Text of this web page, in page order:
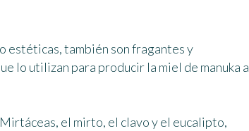
estéticas, también sonfragantes y
lo utilizan para producir la miel de manuka a
el mirto, el clavo y el eucalipto,